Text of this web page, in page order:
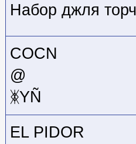
Набор джля
COCN
@
ᛤYÑ
ЕL PIDOR